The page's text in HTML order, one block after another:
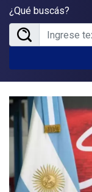
¿Qué buscás?